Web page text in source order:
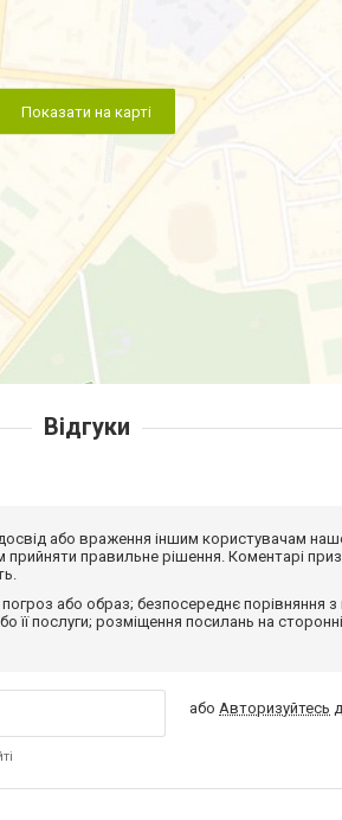
Показати на карті
Відгуки
або враження іншим користувачам
правильне рішення. Коментарі
або образ; безпосереднє порівняння
її послуги; розміщення посилань на
абоАвторизуйтесь